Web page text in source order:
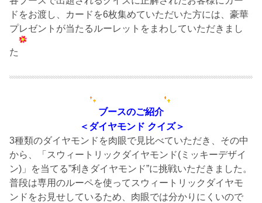
ドをお渡し、カードを6枚集めていただいた方には、豪華
プレゼントが当たるルーレットをまわしていただきまし
た
ブースのご紹介
＜ダイヤモンド クイズ＞
3種類のダイヤモンドを肉眼で見比べていただき、その中
から、「スウィートリックダイヤモンド(ミッキーデザイ
ン)」を当てる”利きダイヤモンド”に挑戦いただきました。
普段は専用のルーペを使ってスウィートリックダイヤモ
ンドをお見せしているため、肉眼では分かりにくいので